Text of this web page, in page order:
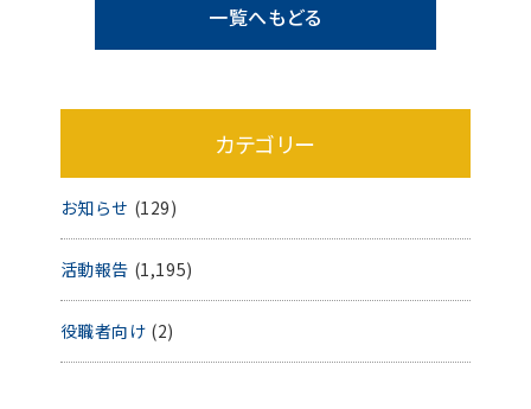
一覧へもどる
カテゴリー
お知らせ (129)
活動報告 (1,195)
役職者向け (2)